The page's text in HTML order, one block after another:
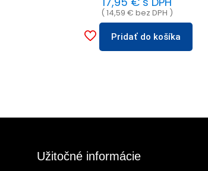
(14,59 € bez DPH )
Pridať do košíka
Užitočné informácie